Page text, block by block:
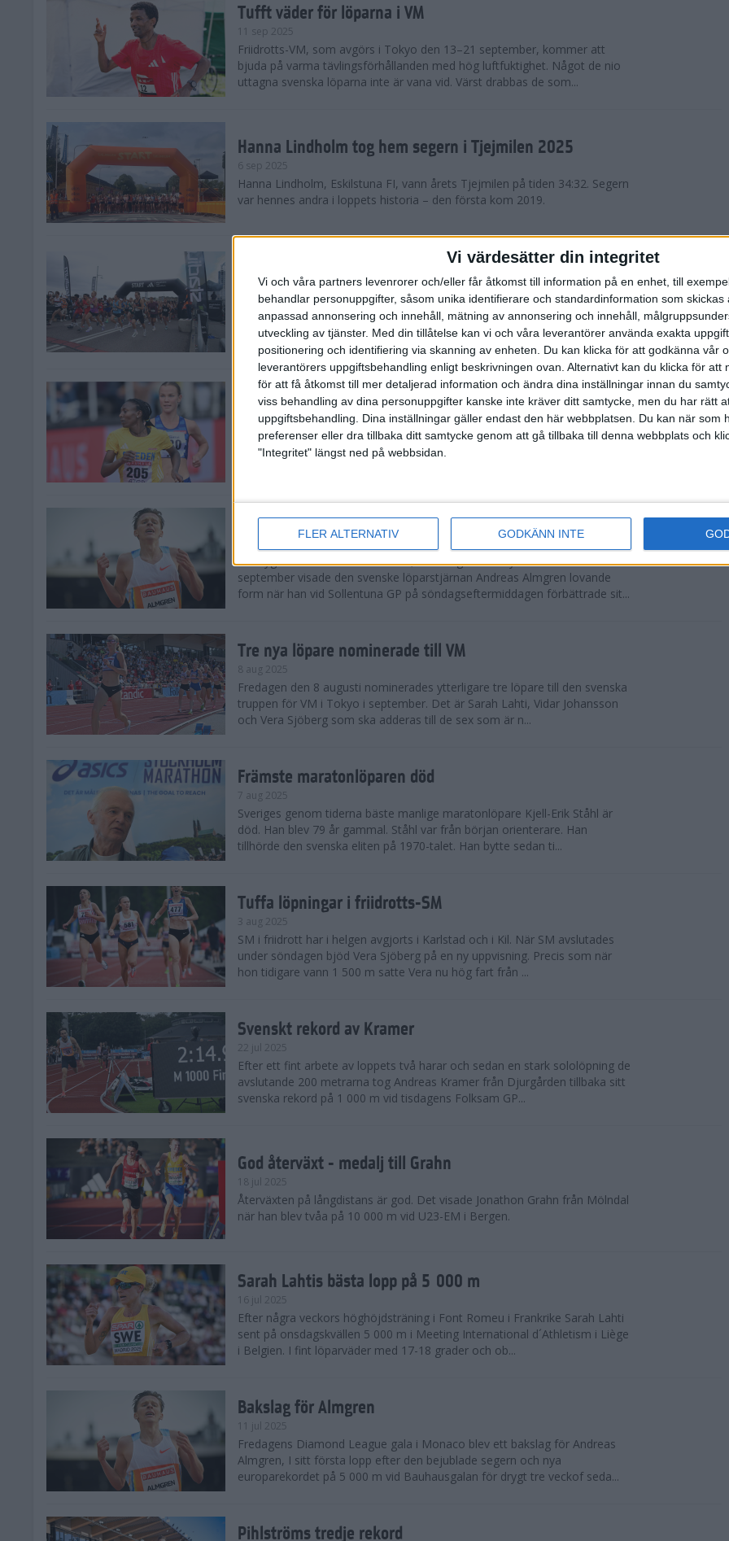
Vi värdesätter din integritet
Vi och våra partners levenrorer och/eller får åtkomst till information på en enhet, till
behandlar personuppgifter, såsom unika identifierare och standardinformation som skickas
anpassad annonsering och innehåll, mätning av annonsering och innehåll,
utveckling av tjänster. Med din tillåtelse kan vi och våra leverantörer använda exakta
positionering och identifiering via skanning av enheten. Du kan klicka för att godkänna vår
leverantörers uppgiftsbehandling enligt beskrivningen ovan. Alternativt kan du klicka för att
för att få åtkomst till mer detaljerad information och ändra dina inställningar innan du
viss behandling av dina personuppgifter kanske inte kräver ditt samtycke, men du har rätt
uppgiftsbehandling. Dina inställningar gäller endast den här webbplatsen. Du kan när som
preferenser eller dra tillbaka ditt samtycke genom att gå tillbaka till denna webbplats och
"Integritet" längst ned på webbsidan.
FLER ALTERNATIV GODKÄNN INTE
Tufft väder för löparna i VM
11 sep 2025
Friidrotts-VM, som avgörs i Tokyo den 13–21 september, kommer att
bjuda på varma tävlingsförhållanden med hög luftfuktighet. Något de nio
uttagna svenska löparna inte är vana vid. Värst drabbas de som...
Hanna Lindholm tog hem segern i Tjejmilen 2025
6 sep 2025
Hanna Lindholm, Eskilstuna FI, vann årets Tjejmilen på tiden 34:32. Segern
var hennes andra i loppets historia – den första kom 2019.
Snabbaste segertiden på 12 år i rekordstort adidas
Stockholm Halvmaraton
30 aug 2025
Ett slutsålt och rekordstort adidas Stockholm Halvmaraton avgjordes i
nästintill perfekt löparväder. 18 grader, mulet och väldigt lite vind. Totalt
var 19,866 löpare anmälda, varav 15,807 kom till sta...
Löparna viktiga när Sverige vann Finnkampen
26 aug 2025
Den hundrade upplagan av Finnkampen, världens äldsta och största
landskamp i friidrott, avgjordes inför fullsatta läktare på Stockholms
Svenskt rekord när Almgren testade VM-formen
En dryg månad före friidrotts-VM, som avgörs i Tokyo den 13-21
september visade den svenske löparstjärnan Andreas Almgren lovande
form när han vid Sollentuna GP på söndagseftermiddagen förbättrade sit...
Tre nya löpare nominerade till VM
8 aug 2025
Fredagen den 8 augusti nominerades ytterligare tre löpare till den svenska
truppen för VM i Tokyo i september. Det är Sarah Lahti, Vidar Johansson
och Vera Sjöberg som ska adderas till de sex som är n...
Främste maratonlöparen död
7 aug 2025
Sveriges genom tiderna bäste manlige maratonlöpare Kjell-Erik Ståhl är
död. Han blev 79 år gammal. Ståhl var från början orienterare. Han
tillhörde den svenska eliten på 1970-talet. Han bytte sedan ti...
Tuffa löpningar i friidrotts-SM
3 aug 2025
SM i friidrott har i helgen avgjorts i Karlstad och i Kil. När SM avslutades
under söndagen bjöd Vera Sjöberg på en ny uppvisning. Precis som när
hon tidigare vann 1 500 m satte Vera nu hög fart från ...
Svenskt rekord av Kramer
22 jul 2025
Efter ett fint arbete av loppets två harar och sedan en stark sololöpning de
avslutande 200 metrarna tog Andreas Kramer från Djurgården tillbaka sitt
svenska rekord på 1 000 m vid tisdagens Folksam GP...
God återväxt - medalj till Grahn
18 jul 2025
Återväxten på långdistans är god. Det visade Jonathon Grahn från Mölndal
när han blev tvåa på 10 000 m vid U23-EM i Bergen.
Sarah Lahtis bästa lopp på 5 000 m
16 jul 2025
Efter några veckors höghöjdsträning i Font Romeu i Frankrike Sarah Lahti
sent på onsdagskvällen 5 000 m i Meeting International d´Athletism i Liège
i Belgien. I fint löparväder med 17-18 grader och ob...
Bakslag för Almgren
11 jul 2025
Fredagens Diamond League gala i Monaco blev ett bakslag för Andreas
Almgren, I sitt första lopp efter den bejublade segern och nya
europarekordet på 5 000 m vid Bauhausgalan för drygt tre veckof seda...
Pihlströms tredje rekord